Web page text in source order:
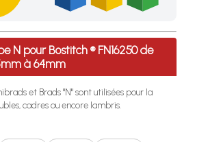
de port offerts en France
N pour Bostitch ® FN16250 de
à 64mm
et Brads "N" sont utilisées pour la
cadres ou encore lambris.